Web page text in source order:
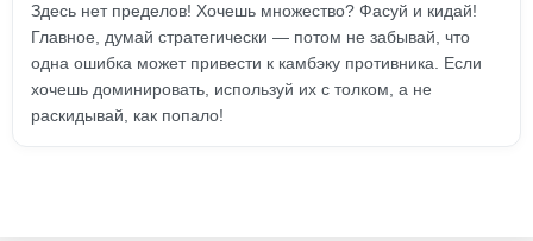
Здесь нет пределов! Хочешь множество? Фасуй и кидай!
Главное, думай стратегически — потом не забывай, что
одна ошибка может привести к камбэку противника. Если
хочешь доминировать, используй их с толком, а не
раскидывай, как попало!